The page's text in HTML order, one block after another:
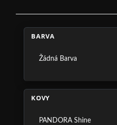
BARVA
Žádná Barva
KOVY
PANDORA Shine